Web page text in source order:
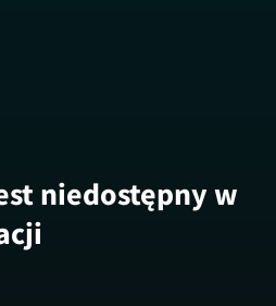
niedostępny w